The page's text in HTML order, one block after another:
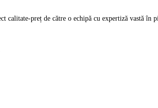
calitate-preț de către o echipă cu expertiză vastă în